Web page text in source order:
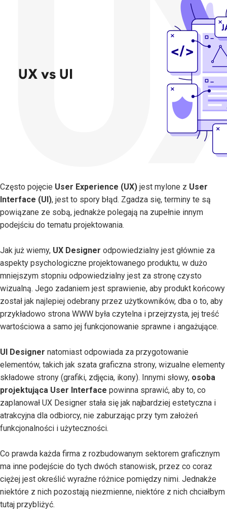
Często pojęcie User Experience (UX) jest mylone z User
Interface (UI), jest to spory błąd. Zgadza się, terminy te są
powiązane ze sobą, jednakże polegają na zupełnie innym
podejściu do tematu projektowania.
Jak już wiemy, UX Designer odpowiedzialny jest głównie za
aspekty psychologiczne projektowanego produktu, w dużo
mniejszym stopniu odpowiedzialny jest za stronę czysto
wizualną. Jego zadaniem jest sprawienie, aby produkt końcowy
został jak najlepiej odebrany przez użytkowników, dba o to, aby
przykładowo strona WWW była czytelna i przejrzysta, jej treść
wartościowa a samo jej funkcjonowanie sprawne i angażujące.
UI Designer natomiast odpowiada za przygotowanie
elementów, takich jak szata graficzna strony, wizualne elementy
składowe strony (grafiki, zdjęcia, ikony). Innymi słowy, osoba
projektująca User Interface powinna sprawić, aby to, co
zaplanował UX Designer stała się jak najbardziej estetyczna i
atrakcyjna dla odbiorcy, nie zaburzając przy tym założeń
funkcjonalności i użyteczności.
Co prawda każda firma z rozbudowanym sektorem graficznym
ma inne podejście do tych dwóch stanowisk, przez co coraz
ciężej jest określić wyraźne różnice pomiędzy nimi. Jednakże
niektóre z nich pozostają niezmienne, niektóre z nich chciałbym
tutaj przybliżyć.